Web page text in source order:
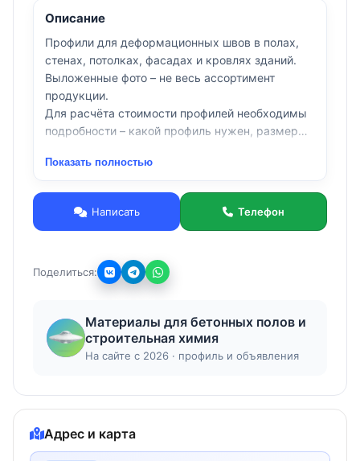
Описание
Профили для деформационных швов в полах,
стенах, потолках, фасадах и кровлях зданий.
Выложенные фото – не весь ассортимент
продукции.
Для расчёта стоимости профилей необходимы
подробности – какой профиль нужен, размеры,
хххх
ремонта и защиты бетонных полов, бетонных и
металлических конструкций.
Материалы:
* Фибра - различная;
Закладной профиль;
* Топпинг (упрочнитель) + Пропитка (кюринг/
силер);
* Деформационный шов: полы, стены, потолки,
фасады и кровли зданий;
* Ремонтный деформационный шов.
Показать полностью
Написать Телефон
Поделиться:
Материалы для бетонных полов и
строительная химия
На сайте с 2026 · профиль и объявления
Адрес и карта